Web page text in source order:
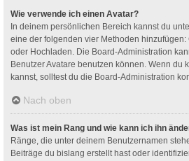
Wie verwende ich einen Avatar?
In deinem persönlichen Bereich kannst du
eine der folgenden vier Methoden hinzufügen:
oder Hochladen. Die Board-Administration
Benutzer Avatare benutzen können. Wenn du
kannst, solltest du die Board-Administration
Nach oben
Was ist mein Rang und wie kann ich ihn
Ränge, die unter deinem Benutzernamen
Beiträge du bislang erstellt hast oder